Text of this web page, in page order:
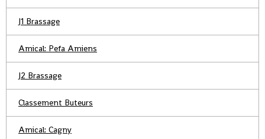
J1 Brassage
Amical: Pefa Amiens
J2 Brassage
Classement Buteurs
Amical: Cagny